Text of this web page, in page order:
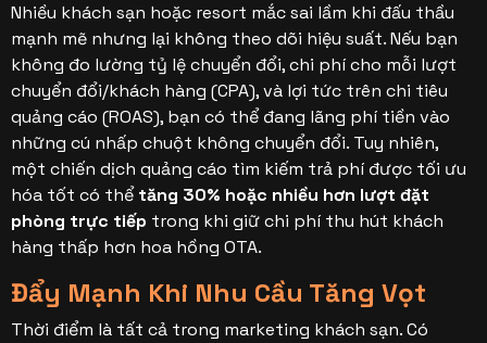
Nhiều khách sạn hoặc resort mắc sai lầm khi đấu thầu
mạnh mẽ nhưng lại không theo dõi hiệu suất. Nếu bạn
không đo lường tỷ lệ chuyển đổi, chi phí cho mỗi lượt
chuyển đổi/khách hàng (CPA), và lợi tức trên chi tiêu
quảng cáo (ROAS), bạn có thể đang lãng phí tiền vào
những cú nhấp chuột không chuyển đổi. Tuy nhiên,
một chiến dịch quảng cáo tìm kiếm trả phí được tối ưu
hóa tốt có thểtăng 30% hoặc nhiều hơn lượt đặt
phòng trực tiếp trong khi giữ chi phí thu hút khách
hàng thấp hơn hoa hồng OTA.
Đẩy Mạnh Khi Nhu Cầu Tăng Vọt
Thời điểm là tất cả trong marketing khách sạn. Có